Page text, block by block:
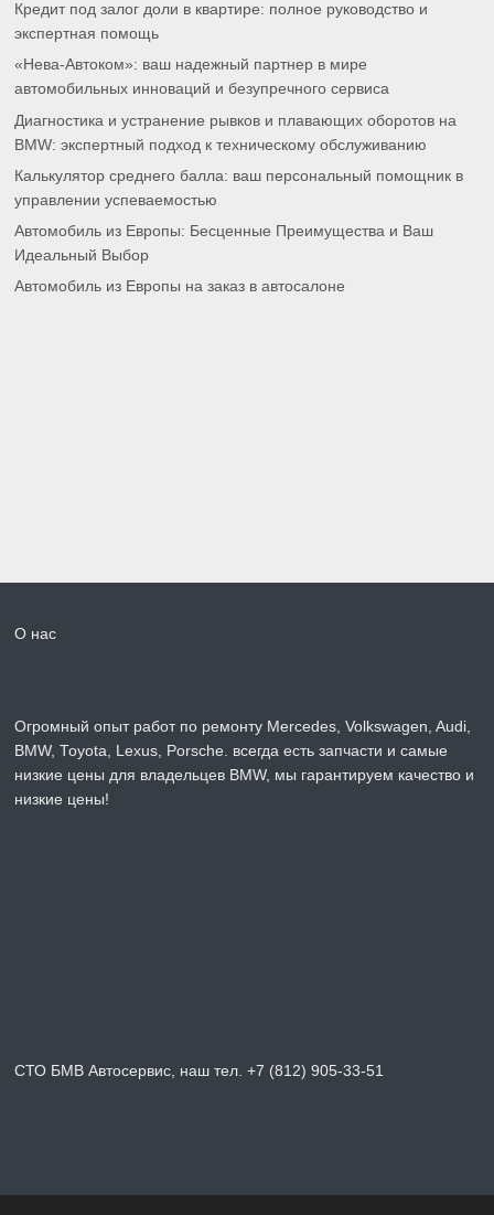
Кредит под залог доли в квартире: полное руководство и
экспертная помощь
«Нева-Автоком»: ваш надежный партнер в мире
автомобильных инноваций и безупречного сервиса
Диагностика и устранение рывков и плавающих оборотов на
BMW: экспертный подход к техническому обслуживанию
Калькулятор среднего балла: ваш персональный помощник в
управлении успеваемостью
Автомобиль из Европы: Бесценные Преимущества и Ваш
Идеальный Выбор
Автомобиль из Европы на заказ в автосалоне
О нас
Огромный опыт работ по ремонту Mercedes, Volkswagen, Audi,
BMW, Toyota, Lexus, Porsche. всегда есть запчасти и самые
низкие цены для владельцев BMW, мы гарантируем качество и
низкие цены!
СТО БМВ Автосервис, наш тел. +7 (812) 905-33-51